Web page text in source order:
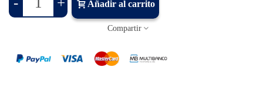
Añadir al carrito
Compartir